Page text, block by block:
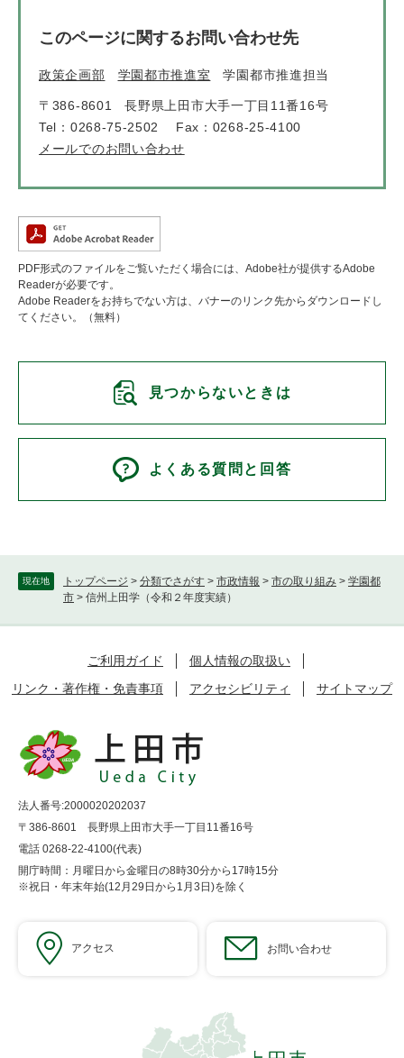
現在地 トップページ > 分類でさがす > 市政情報 > 市の取り組み > 学園都
市 > 信州上田学（令和２年度実績）
このページに関するお問い合わせ先
政策企画部 学園都市推進室 学園都市推進担当
〒386-8601
長野県上田市大手一丁目11番16号
Tel：0268-75-2502
Fax：0268-25-4100
メールでのお問い合わせ
PDF形式のファイルをご覧いただく場合には、Adobe社が提供するAdobe
Readerが必要です。
Adobe Readerをお持ちでない方は、バナーのリンク先からダウンロードし
てください。（無料）
見つからないときは
よくある質問と回答
ご利用ガイド
個人情報の取扱い
リンク・著作権・免責事項
アクセシビリティ サイトマップ
法人番号:2000020202037
〒386-8601 長野県上田市大手一丁目11番16号
電話 0268-22-4100(代表)
開庁時間：月曜日から金曜日の8時30分から17時15分
※祝日・年末年始(12月29日から1月3日)を除く
アクセス お問い合わせ